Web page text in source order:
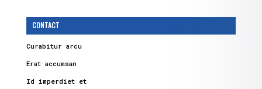
CONTACT
Curabitur arcu
Erat accumsan
Id imperdiet et